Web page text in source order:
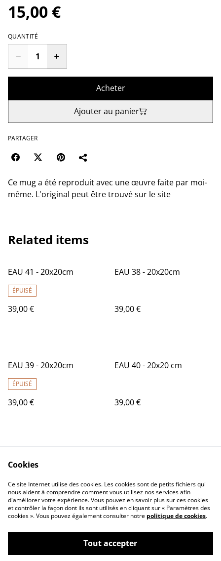
15,00 €
QUANTITÉ
Acheter
Ajouter au panier
PARTAGER
Ce mug a été reproduit avec une œuvre faite par moi-
même. L'original peut être trouvé sur le site
Related items
EAU 41 - 20x20cm
ÉPUISÉ
39,00 €
EAU 38 - 20x20cm
39,00 €
EAU 39 - 20x20cm
ÉPUISÉ
39,00 €
EAU 40 - 20x20 cm
39,00 €
Contactez-nous
Conditions
Politique de
confidentialité
Politique de cookies
©2026Pascale Picot - Artiste Plasticienne
Cookies
Ce site Internet utilise des cookies. Les cookies sont de petits fichiers qui
nous aident à comprendre comment vous utilisez nos services afin
d'améliorer votre expérience. Vous pouvez en savoir plus sur ces cookies
et contrôler la façon dont ils sont utilisés en cliquant sur « Paramètres des
cookies ». Vous pouvez également consulter notre politique de cookies.
Tout accepter